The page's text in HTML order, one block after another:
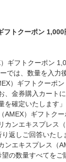
フトクーポン
ギフトクーポン
では、数量を入力
）ギフトクーポ
、金券購入カート
を確定いたします
AMEX）ギフトク
カンエキスプレス
返しご回答いたし
ンエキスプレス（
の数量すべてを